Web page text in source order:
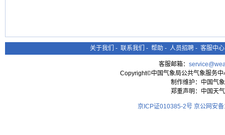
关于我们 - 联系我们 - 帮助 - 人员招聘 - 客服中心
客服邮箱：
Copyright©中国气象局公共气象服务
制作维护：中国气
郑重声明：中国天
京ICP证010385-2号 京公网安